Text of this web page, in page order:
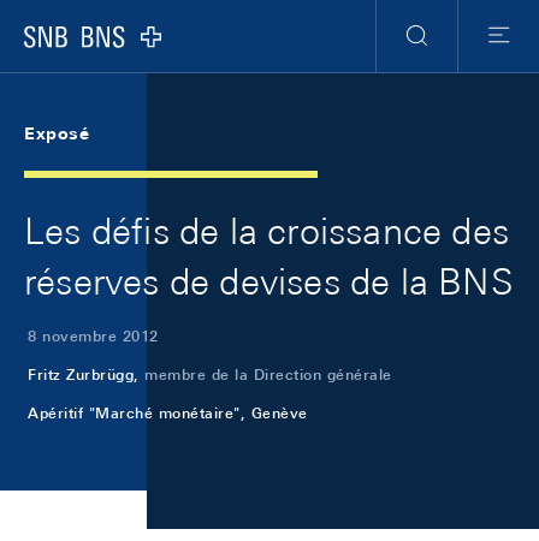
Logo
RechercheMenu
Exposé
Les défis de la croissance des
réserves de devises de la BNS
8 novembre 2012
Fritz Zurbrügg, membre de la Direction générale
Apéritif "Marché monétaire", Genève